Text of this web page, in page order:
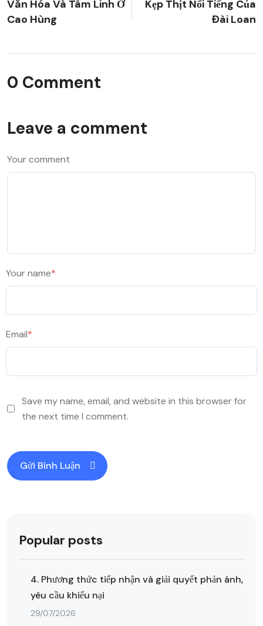
Văn Hóa Và Tâm Linh Ở
Cao Hùng
Kẹp Thịt Nổi Tiếng Của
Đài Loan
0 Comment
Leave a comment
Your comment
Your name*
Email*
Save my name, email, and website in this browser for
the next time I comment.
Popular posts
4. Phương thức tiếp nhận và giải quyết phản ánh,
yêu cầu khiếu nại
29/07/2026